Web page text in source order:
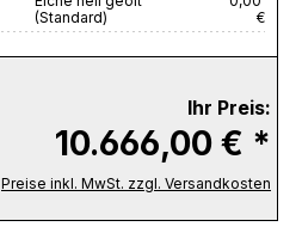
(Standard)
€
Ihr Preis:
10.666,00 € *
Preise inkl. MwSt. zzgl. Versandkosten